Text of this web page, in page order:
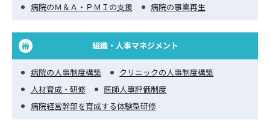
病院のＭ＆Ａ・ＰＭＩの支援 病院の事業再生
組織・人事マネジメント
病院の人事制度構築
クリニックの人事制度構築
人材育成・研修
医師人事評価制度
病院経営幹部を育成する体験型研修